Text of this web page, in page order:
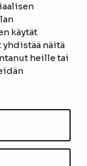
käytät
yhdistää näitä
heille tai